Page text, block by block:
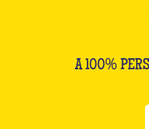
A 100%